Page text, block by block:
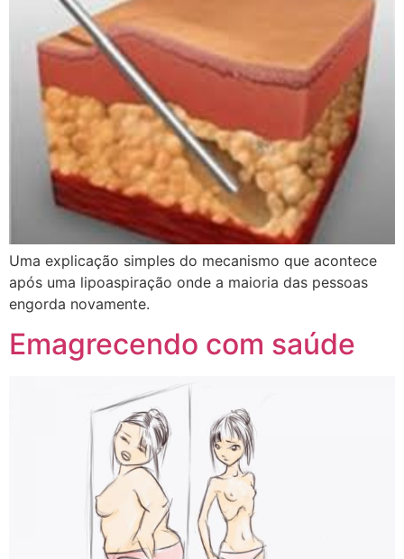
Uma explicação simples do mecanismo que acontece
após uma lipoaspiração onde a maioria das pessoas
engorda novamente.
Emagrecendo com saúde